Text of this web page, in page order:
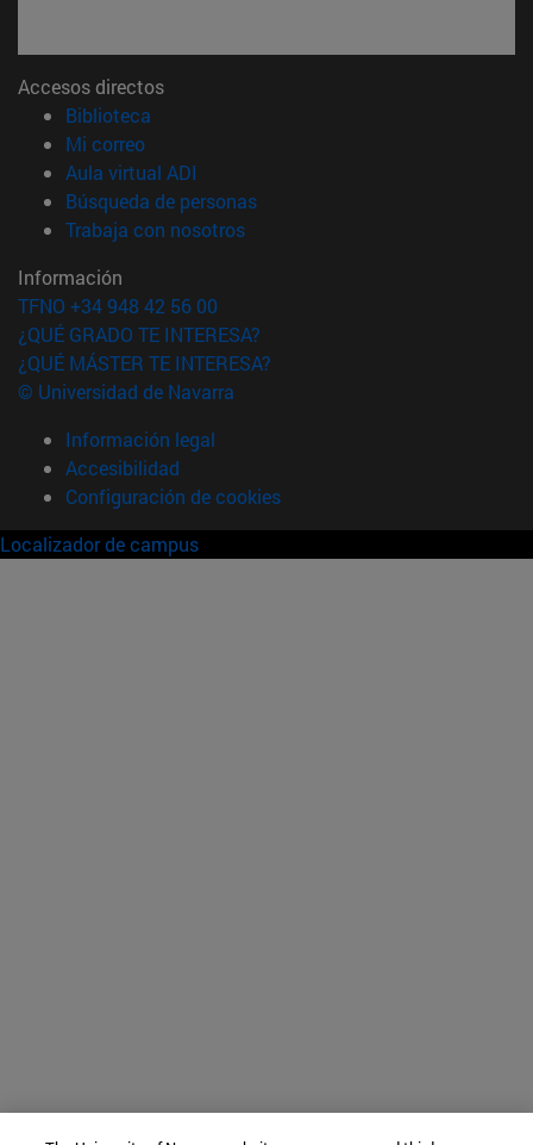
Accesos directos
Biblioteca
Mi correo(abre en nueva ventana)
Aula virtual ADI
Búsqueda de personas(abre en nueva ventana)
Trabaja con nosotros(abre en nueva ventana)
Información
TFNO +34 948 42 56 00
¿QUÉ GRADO TE INTERESA?
¿QUÉ MÁSTER TE INTERESA?
© Universidad de Navarra
Información legal
Accesibilidad
Configuración de cookies
Localizador de campus